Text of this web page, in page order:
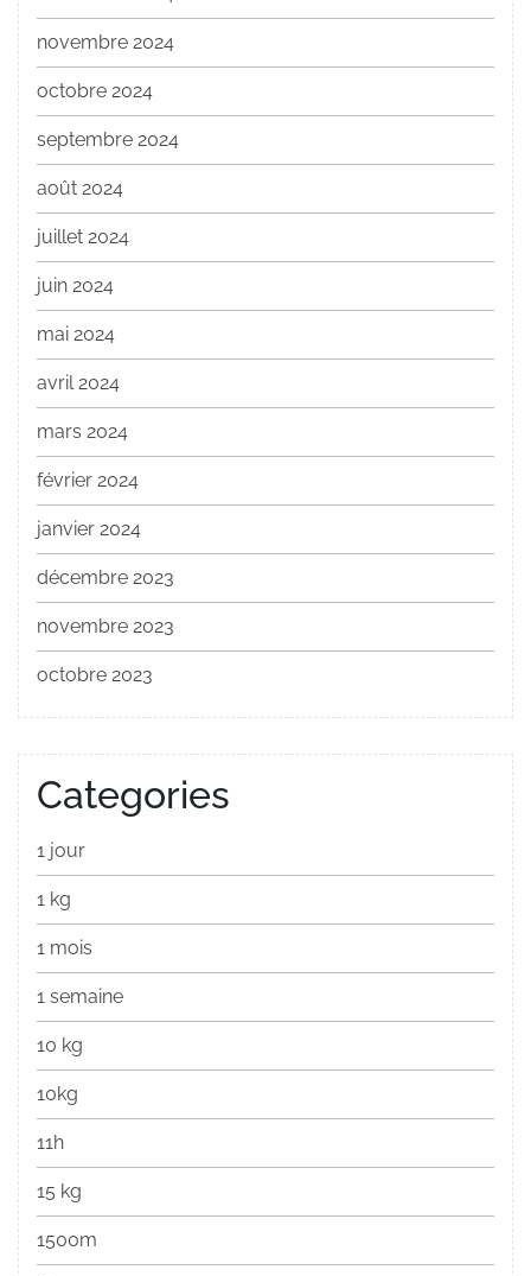
novembre 2024
octobre 2024
septembre 2024
août 2024
juillet 2024
juin 2024
mai 2024
avril 2024
mars 2024
février 2024
janvier 2024
décembre 2023
novembre 2023
octobre 2023
Categories
1 jour
1 kg
1 mois
1 semaine
10 kg
10kg
11h
15 kg
1500m